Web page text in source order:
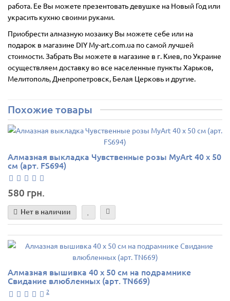
работа. Ее Вы можете презентовать девушке на Новый Год или
украсить кухню своими руками.
Приобрести алмазную мозаику Вы можете себе или на
подарок в магазине DIY My-art.com.ua по самой лучшей
стоимости. Забрать Вы можете в магазине в г. Киев, по Украине
осуществляем доставку во все населенные пункты Харьков,
Мелитополь, Днепропетровск, Белая Церковь и другие.
Похожие товары
Алмазная выкладка Чувственные розы MyArt 40 х 50
см (арт. FS694)
580 грн.
Нет в наличии
Алмазная вышивка 40 х 50 см на подрамнике
Свидание влюбленных (арт. TN669)
2